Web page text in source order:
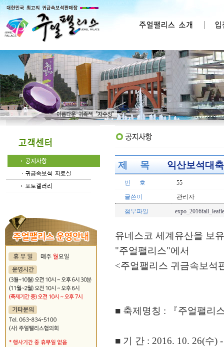
제 목 익산보석대축
번 호
55
글쓴이
관리자
첨부파일
유네스코 세계유산을 보
"주얼팰리스"에서
<주얼팰리스 귀금속보석
■ 축제명칭 : 『주얼팰리
■ 기 간 : 2016. 10. 26(수)